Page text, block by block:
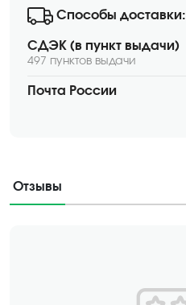
Способы доставки:
СДЭК (в пункт выдачи)
497 пунктов выдачи
Почта России
Отзывы